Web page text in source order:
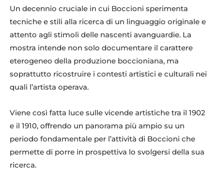
Un decennio cruciale in cui Boccioni sperimenta
tecniche e stili alla ricerca di un linguaggio originale e
attento agli stimoli delle nascenti avanguardie. La
mostra intende non solo documentare il carattere
eterogeneo della produzione boccioniana, ma
soprattutto ricostruire i contesti artistici e culturali nei
quali l’artista operava.
Viene così fatta luce sulle vicende artistiche tra il 1902
e il 1910, offrendo un panorama più ampio su un
periodo fondamentale per l’attività di Boccioni che
permette di porre in prospettiva lo svolgersi della sua
ricerca.